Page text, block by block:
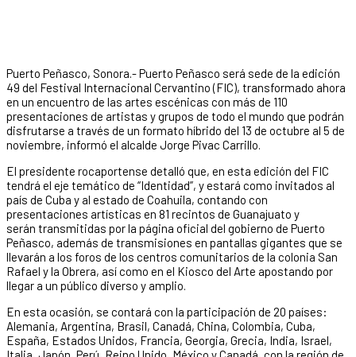
Puerto Peñasco, Sonora.- Puerto Peñasco será sede de la edición
49 del Festival Internacional Cervantino (FIC), transformado ahora
en un encuentro de las artes escénicas con más de 110
presentaciones de artistas y grupos de todo el mundo que podrán
disfrutarse a través de un formato híbrido del 13 de octubre al 5 de
noviembre, informó el alcalde Jorge Pivac Carrillo.
El presidente rocaportense detalló que, en esta edición del FIC
tendrá el eje temático de “Identidad”, y estará como invitados al
país de Cuba y al estado de Coahuila, contando con
presentaciones artísticas en 81 recintos de Guanajuato y
serán transmitidas por la página oficial del gobierno de Puerto
Peñasco, además de transmisiones en pantallas gigantes que se
llevarán a los foros de los centros comunitarios de la colonia San
Rafael y la Obrera, así como en el Kiosco del Arte apostando por
llegar a un público diverso y amplio.
En esta ocasión, se contará con la participación de 20 países:
Alemania, Argentina, Brasil, Canadá, China, Colombia, Cuba,
España, Estados Unidos, Francia, Georgia, Grecia, India, Israel,